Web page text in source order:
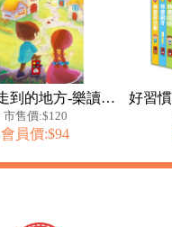
唱著歌走到的地方-樂讀趣小火車5
市售價:$120
會員價:$94